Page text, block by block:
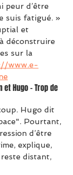
peur d’être
suis fatigué. »
et
déconstruire
sur la
www.e-
Hugo – Trop de
Hugo dit
Pourtant,
d’être
explique,
distant,